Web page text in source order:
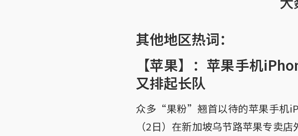
其他地区热词：
【苹果】：苹果手机
又排起长队
众多“果粉”翘首以待的苹果手机
（2日）在新加坡乌节路苹果专卖